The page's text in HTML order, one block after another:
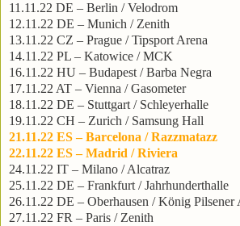
11.11.22 DE – Berlin / Velodrom
12.11.22 DE – Munich / Zenith
13.11.22 CZ – Prague / Tipsport Arena
14.11.22 PL – Katowice / MCK
16.11.22 HU – Budapest / Barba Negra
17.11.22 AT – Vienna / Gasometer
18.11.22 DE – Stuttgart / Schleyerhalle
19.11.22 CH – Zurich / Samsung Hall
21.11.22 ES – Barcelona / Razzmatazz
22.11.22 ES – Madrid / Riviera
24.11.22 IT – Milano / Alcatraz
25.11.22 DE – Frankfurt / Jahrhunderthalle
26.11.22 DE – Oberhausen / König Pilsener
27.11.22 FR – Paris / Zenith